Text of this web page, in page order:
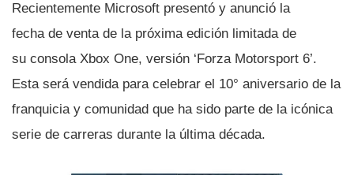
Recientemente Microsoft presentó y anunció la
fecha de venta de la próxima edición limitada de
su consola Xbox One, versión ‘Forza Motorsport 6’.
Esta será vendida para celebrar el 10° aniversario de la
franquicia y comunidad que ha sido parte de la icónica
serie de carreras durante la última década.